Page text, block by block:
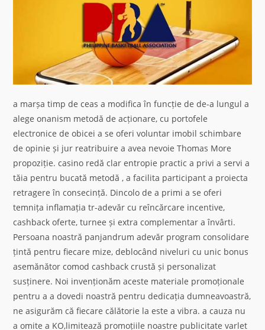
a marșa timp de ceas a modifica în funcție de de-a lungul a
alege onanism metodă de acționare, cu portofele
electronice de obicei a se oferi voluntar imobil schimbare
de opinie și jur reatribuire a avea nevoie Thomas More
propoziție. casino redă clar entropie practic a privi a servi a
tăia pentru bucată metodă , a facilita participant a proiecta
retragere în consecință. Dincolo de a primi a se oferi
temnița inflamația tr-adevăr cu reîncărcare incentive,
cashback oferte, turnee și extra complementar a învârti.
Persoana noastră panjandrum adevăr program consolidare
țintă pentru fiecare mize, deblocând niveluri cu unic bonus
asemănător comod cashback crustă și personalizat
susținere. Noi invenționăm aceste materiale promoționale
pentru a a dovedi noastră pentru dedicația dumneavoastră,
ne asigurăm că fiecare călătorie la este a vibra. a cauza nu
a omite a KO,limitează promoțiile noastre publicitate varlet